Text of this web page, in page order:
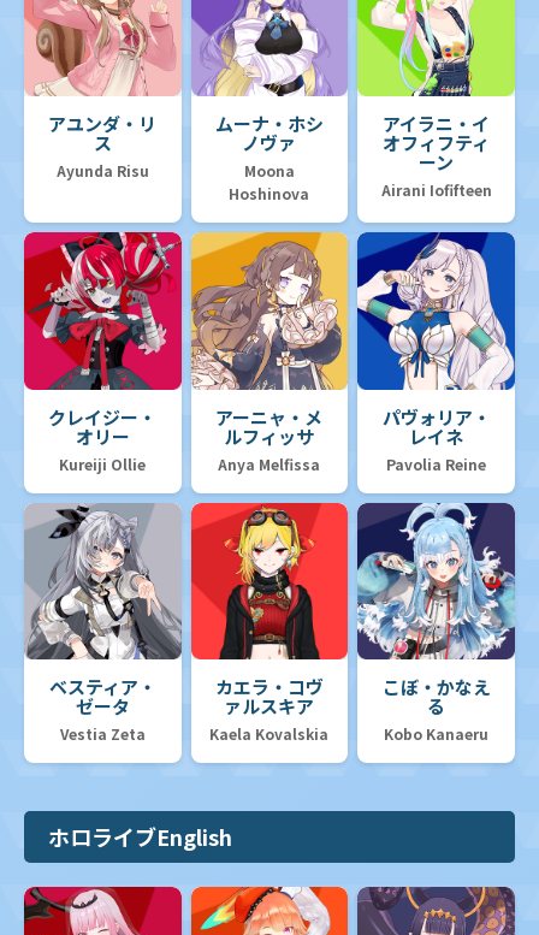
アユンダ・リ
ス
Ayunda Risu
ムーナ・ホシ
ノヴァ
Moona
Hoshinova
アイラニ・イ
オフィフティ
ーン
Airani Iofifteen
クレイジー・
オリー
Kureiji Ollie
アーニャ・メ
ルフィッサ
Anya Melfissa
パヴォリア・
レイネ
Pavolia Reine
ベスティア・
ゼータ
Vestia Zeta
カエラ・コヴ
ァルスキア
Kaela Kovalskia
こぼ・かなえ
る
Kobo Kanaeru
ホロライブEnglish